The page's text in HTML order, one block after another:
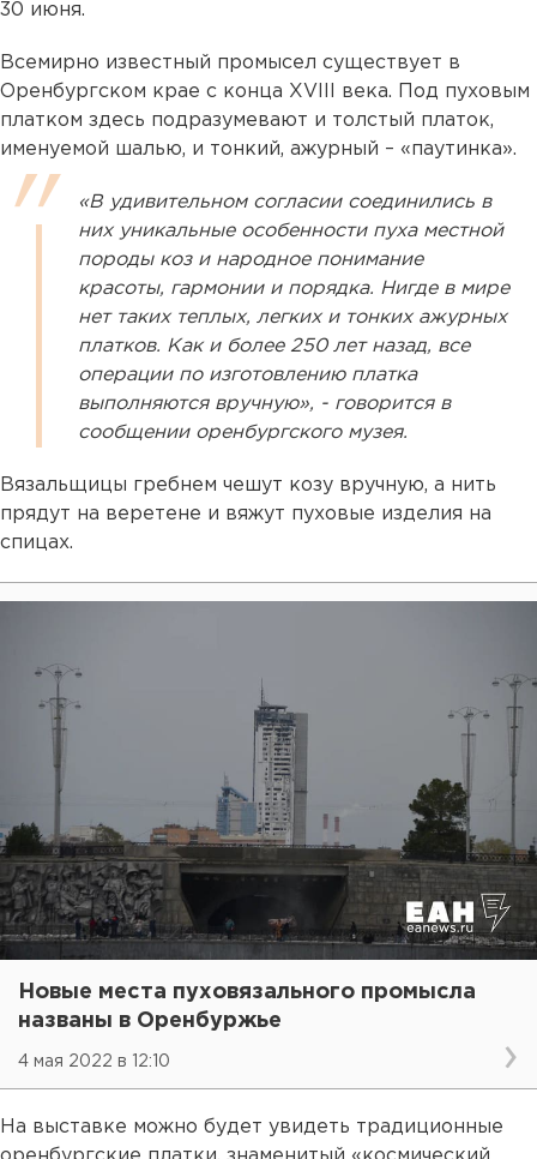
30 июня.
Всемирно известный промысел существует в
Оренбургском крае с конца ХVIII века. Под пуховым
платком здесь подразумевают и толстый платок,
именуемой шалью, и тонкий, ажурный – «паутинка».
«В удивительном согласии соединились в
них уникальные особенности пуха местной
породы коз и народное понимание
красоты, гармонии и порядка. Нигде в мире
нет таких теплых, легких и тонких ажурных
платков. Как и более 250 лет назад, все
операции по изготовлению платка
выполняются вручную», - говорится в
сообщении оренбургского музея.
Вязальщицы гребнем чешут козу вручную, а нить
прядут на веретене и вяжут пуховые изделия на
спицах.
Новые места пуховязального промысла
названы в Оренбуржье
4 мая 2022 в 12:10
На выставке можно будет увидеть традиционные